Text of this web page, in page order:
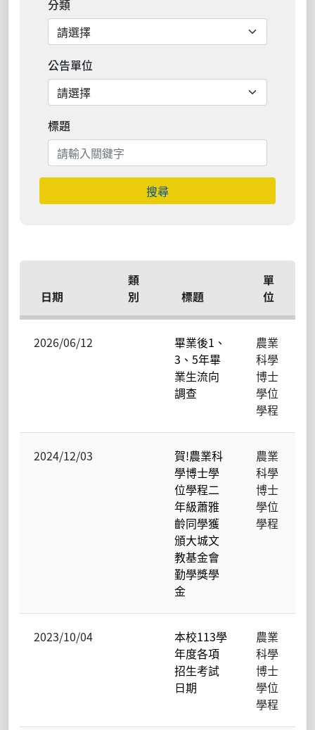
分類
公告單位
標題
搜尋
日期
類
別
標題
單
位
2026/06/12
畢業後1、
3、5年畢
業生流向
調查
農業
科學
博士
學位
學程
2024/12/03
賀!農業科
學博士學
位學程二
年級蕭雅
齡同學獲
頒大城文
教基金會
勤學獎學
金
農業
科學
博士
學位
學程
2023/10/04
本校113學
年度各項
招生考試
日期
農業
科學
博士
學位
學程